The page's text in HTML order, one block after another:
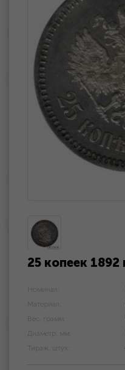
25 копеек
Номинал:
Материал:
Вес, грамм:
Диаметр, мм:
Тираж, штук: